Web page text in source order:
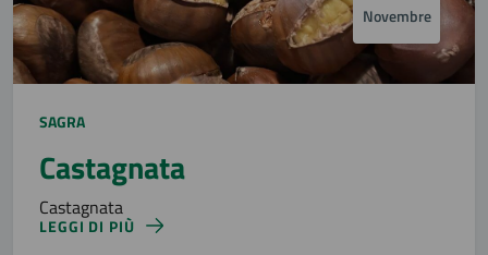
Novembre
SAGRA
Castagnata
Castagnata
LEGGI DI PIÙ